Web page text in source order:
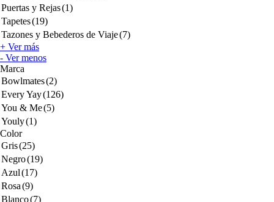
Puertas y Rejas(1)
Tapetes(19)
Tazones y Bebederos de Viaje(7)
+ Ver más
- Ver menos
Marca
Bowlmates(2)
Every Yay(126)
You & Me(5)
Youly(1)
Color
Gris(25)
Negro(19)
Azul(17)
Rosa(9)
Blanco(7)